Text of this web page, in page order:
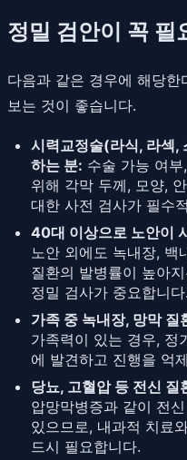
정밀 검안이 꼭 필
다음과 같은 경우에 해당
보는 것이 좋습니다.
시력교정술(라식, 라섹,
하는 분: 수술 가능 여
위해 각막 두께, 모양,
대한 사전 검사가 필수
40대 이상으로 노안이
노안 외에도 녹내장,
질환의 발병률이 높아
정밀 검사가 중요합니다.
가족 중 녹내장, 망막 질
가족력이 있는 경우, 정
에 발견하고 진행을 억
당뇨, 고혈압 등 전신 질
압망막병증과 같이 전
있으므로, 내과적 치료
드시 필요합니다.